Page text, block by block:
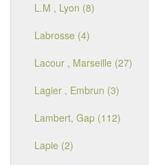
L.M , Lyon (8)
Labrosse (4)
Lacour , Marseille (27)
Lagier , Embrun (3)
Lambert, Gap (112)
Lapie (2)